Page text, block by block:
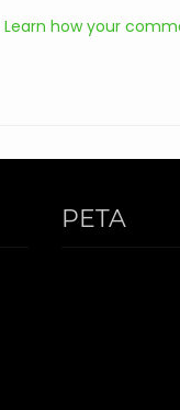
Learn how your
PETA